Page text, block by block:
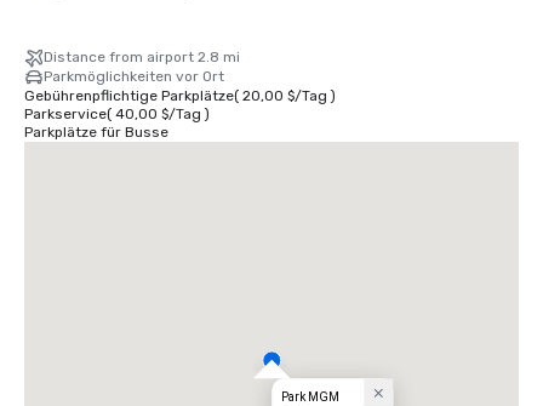
Distance from airport 2.8 mi
Parkmöglichkeiten vor Ort
Gebührenpflichtige Parkplätze( 20,00 $/Tag )
Parkservice( 40,00 $/Tag )
Parkplätze für Busse
Park MGM